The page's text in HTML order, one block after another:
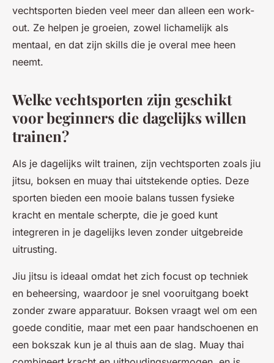
vechtsporten bieden veel meer dan alleen een work-
out. Ze helpen je groeien, zowel lichamelijk als
mentaal, en dat zijn skills die je overal mee heen
neemt.
Welke vechtsporten zijn geschikt
voor beginners die dagelijks willen
trainen?
Als je dagelijks wilt trainen, zijn vechtsporten zoals jiu
jitsu, boksen en muay thai uitstekende opties. Deze
sporten bieden een mooie balans tussen fysieke
kracht en mentale scherpte, die je goed kunt
integreren in je dagelijks leven zonder uitgebreide
uitrusting.
Jiu jitsu is ideaal omdat het zich focust op techniek
en beheersing, waardoor je snel vooruitgang boekt
zonder zware apparatuur. Boksen vraagt wel om een
goede conditie, maar met een paar handschoenen en
een bokszak kun je al thuis aan de slag. Muay thai